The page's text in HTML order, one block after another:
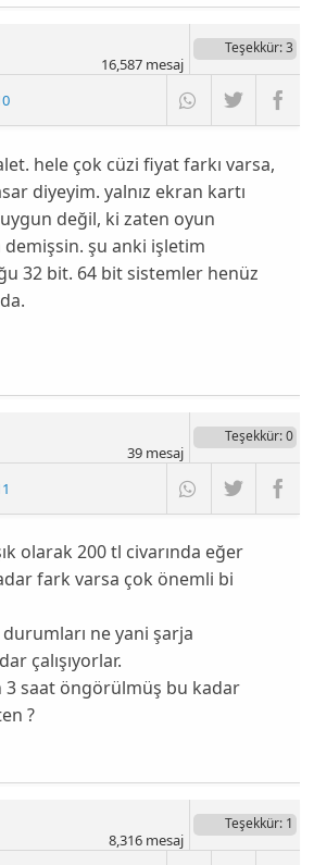
Teşekkür: 3
16,587mesaj
hele çok cüzi fiyat farkı varsa,
diyeyim. yalnız ekran kartı
değil, ki zaten oyun
demişsin. şu anki işletim
32 bit. 64 bit sistemler henüz
Teşekkür: 0
39mesaj
olarak 200 tl civarında eğer
fark varsa çok önemli bi
ne yani şarja
çalışıyorlar.
3 saat öngörülmüş bu kadar
?
Teşekkür: 1
8,316mesaj